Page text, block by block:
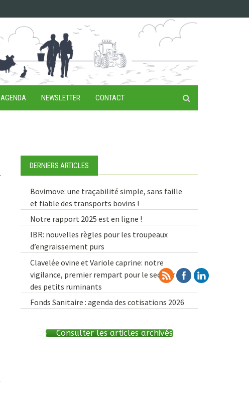
AGENDA NEWSLETTER CONTACT
DERNIERS ARTICLES
Bovimove: une traçabilité simple, sans faille
et fiable des transports bovins !
Notre rapport 2025 est en ligne !
IBR: nouvelles règles pour les troupeaux
d’engraissement purs
Clavelée ovine et Variole caprine: notre
vigilance, premier rempart pour le secteur
des petits ruminants
Fonds Sanitaire : agenda des cotisations 2026
Consulter les articles archivés